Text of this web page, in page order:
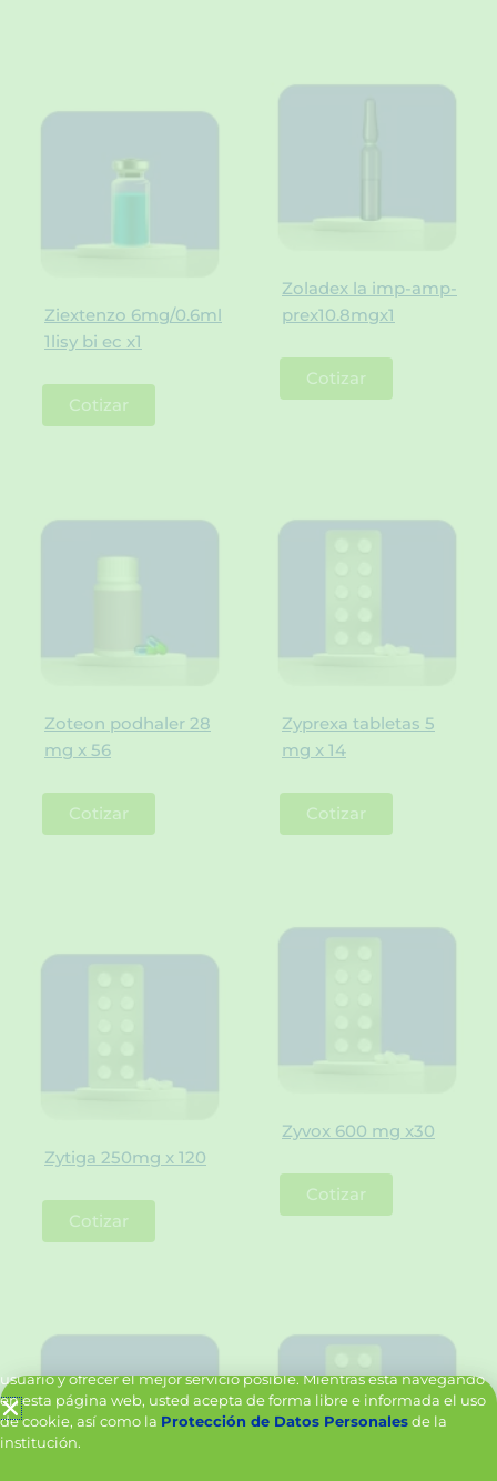
Ziextenzo 6mg/0.6ml
1lisy bi ec x1
Cotizar
Zoladex la imp-amp-
prex10.8mgx1
Cotizar
Zoteon podhaler 28
mg x 56
Cotizar
Zyprexa tabletas 5
mg x 14
Cotizar
Zytiga 250mg x 120
Cotizar
Zyvox 600 mg x30
Cotizar
Política de Cookies y Tratamiento de Datos Personales
usuario y ofrecer el mejor servicio posible. Mientras está navegando
en esta página web, usted acepta de forma libre e informada el uso
de cookie, así como la Protección de Datos Personalesde la
institución.